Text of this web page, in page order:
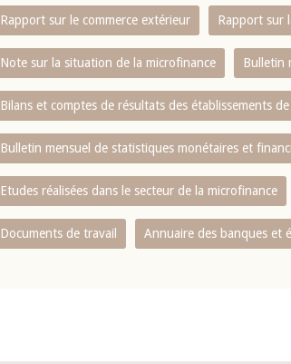
Rapport sur le commerce extérieur Rapport sur
Note sur la situation de la microfinance Bulletin
Bilans et comptes de résultats des établissements de
Bulletin mensuel de statistiques monétaires et
Etudes réalisées dans le secteur de la microfinance
Documents de travail Annuaire des banques et